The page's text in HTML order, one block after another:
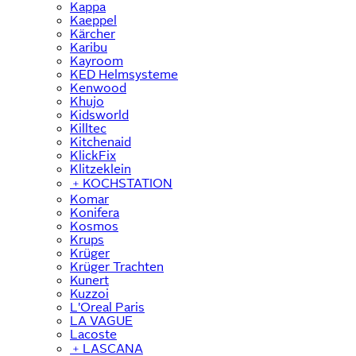
Kappa
Kaeppel
Kärcher
Karibu
Kayroom
KED Helmsysteme
Kenwood
Khujo
Kidsworld
Killtec
Kitchenaid
KlickFix
Klitzeklein
﹢ KOCHSTATION
Komar
Konifera
Kosmos
Krups
Krüger
Krüger Trachten
Kunert
Kuzzoi
L'Oreal Paris
LA VAGUE
Lacoste
﹢ LASCANA